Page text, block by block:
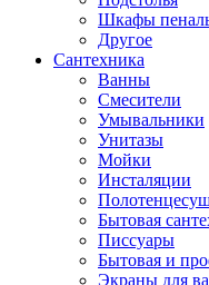
Шкафы
Другое
Сантехника
Ванны
Смесители
Умывальники
Унитазы
Мойки
Инсталяции
Бытовая
Писсуары
Бытовая и
Экраны для